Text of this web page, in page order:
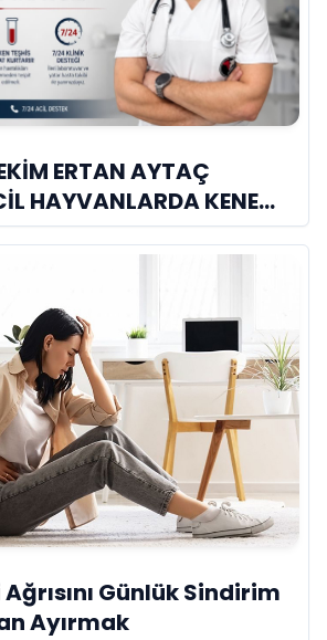
ERTAN AYTAÇ
HAYVANLARDA KENE
HASTALIKLARI BU AYDA
Günlük Sindirim
Ayırmak